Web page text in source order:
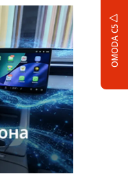
OMODA C5